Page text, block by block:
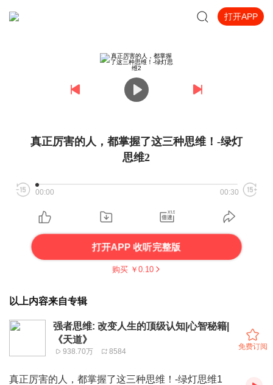
打开APP
真正厉害的人，都掌握了这三种思维！-绿灯
思维2
00:00 00:30
打开APP 收听完整版
购买 ￥ 0.10
以上内容来自专辑
强者思维: 改变人生的顶级认知|心智秘籍|
《天道》
938.70万 8584
免费订阅
真正厉害的人，都掌握了这三种思维！-绿灯思维1